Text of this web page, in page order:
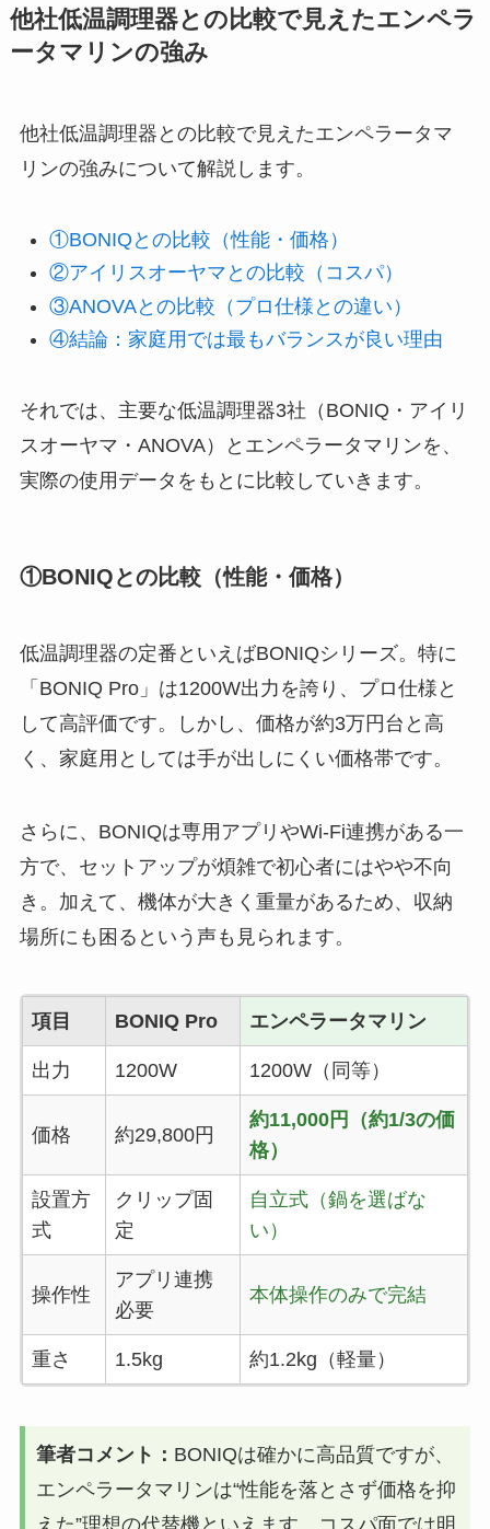
他社低温調理器との比較で見えたエンペラ
ータマリンの強み
他社低温調理器との比較で見えたエンペラータマ
リンの強みについて解説します。
①BONIQとの比較（性能・価格）
②アイリスオーヤマとの比較（コスパ）
③ANOVAとの比較（プロ仕様との違い）
④結論：家庭用では最もバランスが良い理由
それでは、主要な低温調理器3社（BONIQ・アイリ
スオーヤマ・ANOVA）とエンペラータマリンを、
実際の使用データをもとに比較していきます。
①BONIQとの比較（性能・価格）
低温調理器の定番といえばBONIQシリーズ。特に
「BONIQ Pro」は1200W出力を誇り、プロ仕様と
して高評価です。しかし、価格が約3万円台と高
く、家庭用としては手が出しにくい価格帯です。
さらに、BONIQは専用アプリやWi-Fi連携がある一
方で、セットアップが煩雑で初心者にはやや不向
き。加えて、機体が大きく重量があるため、収納
場所にも困るという声も見られます。
項目 BONIQ Pro エンペラータマリン
出力 1200W 1200W（同等）
価格 約29,800円
約11,000円（約1/3の価
格）
設置方
式
クリップ固
定
自立式（鍋を選ばな
い）
操作性
アプリ連携
必要
本体操作のみで完結
重さ 1.5kg 約1.2kg（軽量）
筆者コメント： BONIQは確かに高品質ですが、
エンペラータマリンは“性能を落とさず価格を抑
えた”理想の代替機といえます。コスパ面では明